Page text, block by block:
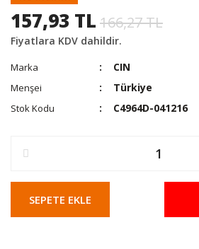
157,93 TL 166,27 TL
Fiyatlara KDV dahildir.
Marka CIN
Menşei Türkiye
Stok Kodu C4964D-041216
SEPETE EKLE